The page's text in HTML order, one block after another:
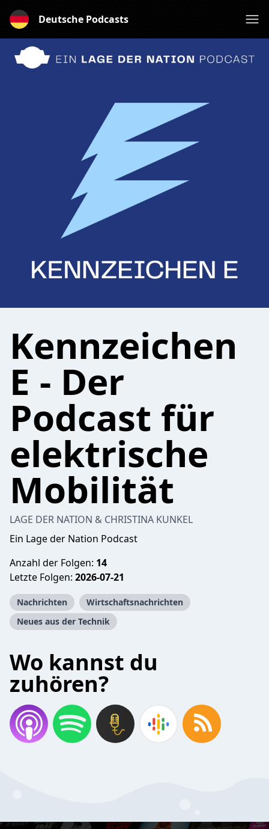
Deutsche Podcasts
Kennzeichen
E - Der
Podcast für
elektrische
Mobilität
LAGE DER NATION & CHRISTINA KUNKEL
Ein Lage der Nation Podcast
Anzahl der Folgen: 14
Letzte Folgen: 2026-07-21
Nachrichten
Wirtschaftsnachrichten
Neues aus der Technik
Wo kannst du
zuhören?